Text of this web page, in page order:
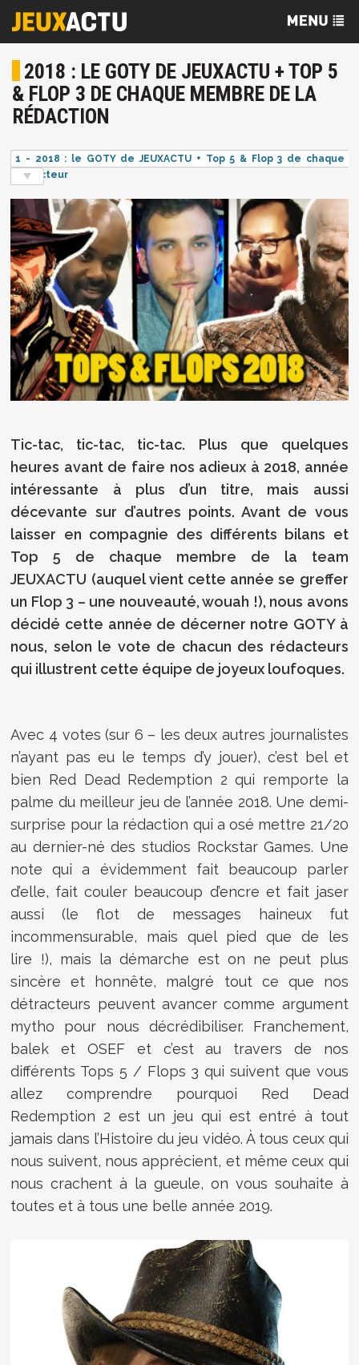
2018 : LE GOTY DE JEUXACTU + TOP 5
& FLOP 3 DE CHAQUE MEMBRE DE LA
RÉDACTION
1 - 2018 : le GOTY de JEUXACTU + Top 5 & Flop 3 de chaque
rédacteur
Tic-tac, tic-tac, tic-tac. Plus que quelques
heures avant de faire nos adieux à 2018, année
intéressante à plus d’un titre, mais aussi
décevante sur d’autres points. Avant de vous
laisser en compagnie des différents bilans et
Top 5 de chaque membre de la team
JEUXACTU (auquel vient cette année se greffer
un Flop 3 – une nouveauté, wouah !), nous avons
décidé cette année de décerner notre GOTY à
nous, selon le vote de chacun des rédacteurs
qui illustrent cette équipe de joyeux loufoques.
Avec 4 votes (sur 6 – les deux autres journalistes
n’ayant pas eu le temps d’y jouer), c’est bel et
bien Red Dead Redemption 2 qui remporte la
palme du meilleur jeu de l’année 2018. Une demi-
surprise pour la rédaction qui a osé mettre 21/20
au dernier-né des studios Rockstar Games. Une
note qui a évidemment fait beaucoup parler
d’elle, fait couler beaucoup d’encre et fait jaser
aussi (le flot de messages haineux fut
incommensurable, mais quel pied que de les
lire !), mais la démarche est on ne peut plus
sincère et honnête, malgré tout ce que nos
détracteurs peuvent avancer comme argument
mytho pour nous décrédibiliser. Franchement,
balek et OSEF et c’est au travers de nos
différents Tops 5 / Flops 3 qui suivent que vous
allez comprendre pourquoi Red Dead
Redemption 2 est un jeu qui est entré à tout
jamais dans l’Histoire du jeu vidéo. À tous ceux qui
nous suivent, nous apprécient, et même ceux qui
nous crachent à la gueule, on vous souhaite à
toutes et à tous une belle année 2019.